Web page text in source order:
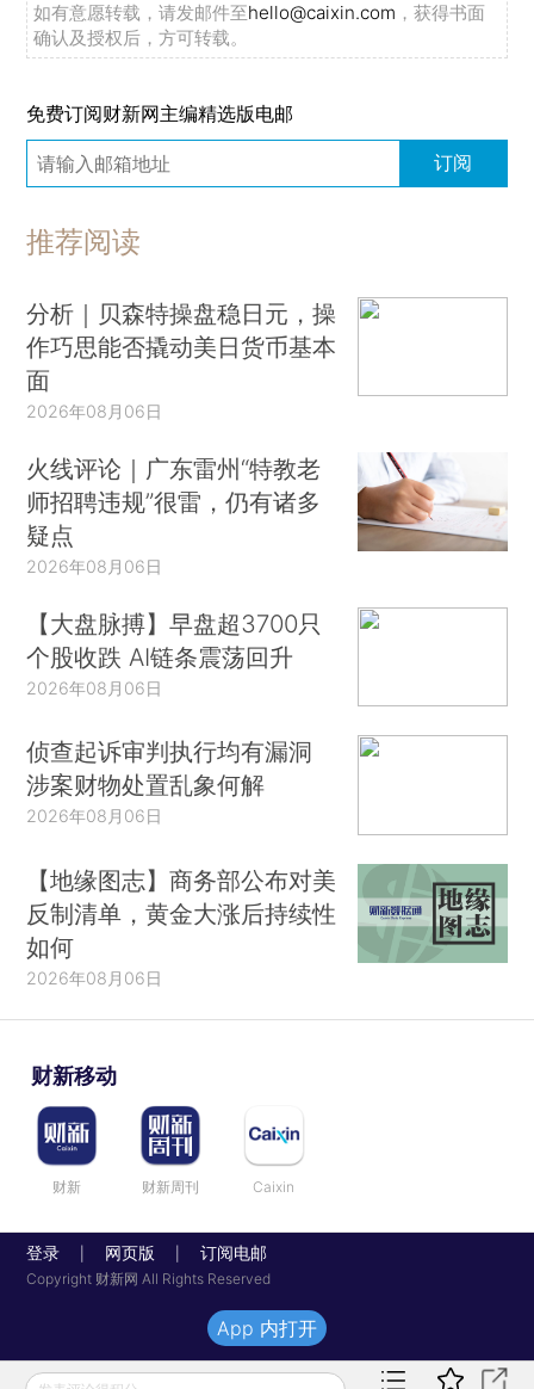
如有意愿转载，请发邮件至hello@caixin.com ，获得书面
确认及授权后，方可转载。
免费订阅财新网主编精选版电邮
订阅
推荐阅读
分析｜贝森特操盘稳日元，操
作巧思能否撬动美日货币基本
面
2026年08月06日
火线评论｜广东雷州“特教老
师招聘违规”很雷，仍有诸多
疑点
2026年08月06日
【大盘脉搏】早盘超3700只
个股收跌 AI链条震荡回升
2026年08月06日
侦查起诉审判执行均有漏洞
涉案财物处置乱象何解
2026年08月06日
【地缘图志】商务部公布对美
反制清单，黄金大涨后持续性
如何
2026年08月06日
财新移动
财新 财新周刊 Caixin
登录 网页版 订阅电邮
Copyright 财新网 All Rights Reserved
App 内打开